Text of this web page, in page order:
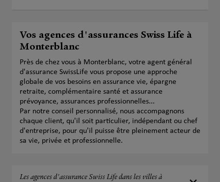
Vos agences d'assurances Swiss Life à
Monterblanc
Près de chez vous à Monterblanc, votre agent général
d'assurance SwissLife vous propose une approche
globale de vos besoins en assurance vie, épargne
retraite, complémentaire santé et assurance
prévoyance, assurances professionnelles...
Par notre conseil personnalisé, nous accompagnons
chaque client, qu'il soit particulier, indépendant ou chef
d'entreprise, pour qu'il puisse être pleinement acteur de
sa vie, privée et professionnelle.
Les agences d'assurance Swiss Life dans les villes à